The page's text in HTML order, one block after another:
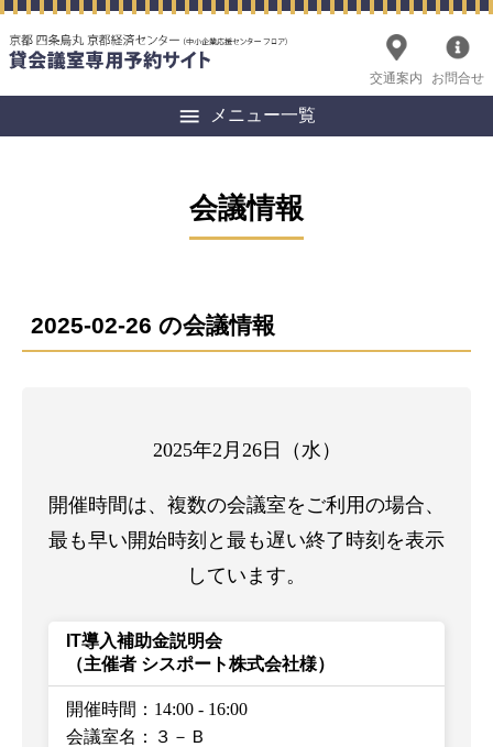
交通案内 お問合せ
メニュー一覧
会議情報
2025-02-26 の会議情報
2025年2月26日（水）
開催時間は、複数の会議室をご利用の場合、
最も早い開始時刻と最も遅い終了時刻を表示
しています。
IT導入補助金説明会
（主催者 シスポート株式会社様）
開催時間：14:00 - 16:00
会議室名：３－Ｂ